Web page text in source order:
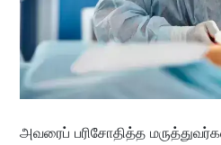
அவரைப் பரிசோதித்த